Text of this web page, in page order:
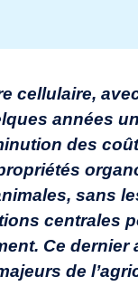
cellulaire,
années
des
sans
centrales
Ce dernier
de